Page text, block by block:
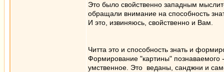
Это было свойственно западным
обращали внимание на способность
И это, извиняюсь, свойственно и Вам.
Читта это и способность знать и
Формирование "картины" познаваемого -
умственное. Это веданы, санджни и